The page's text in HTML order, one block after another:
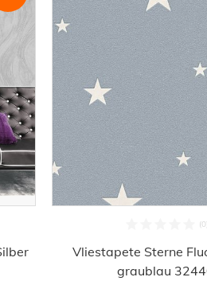
Vliestapete Sterne
graublau